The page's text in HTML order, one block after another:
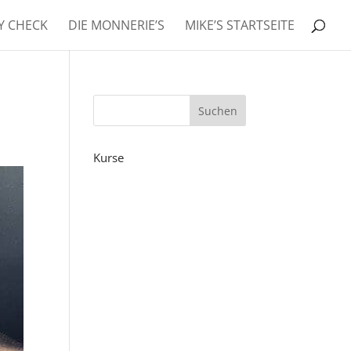
CHECK DIE MONNERIE’S MIKE’S STARTSEITE
Kurse